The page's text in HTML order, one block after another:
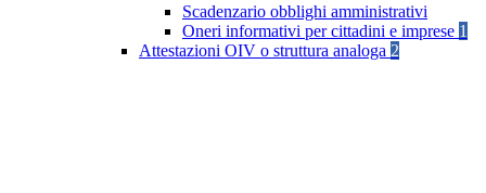
Scadenzario obblighi amministrativi
Oneri informativi per cittadini e imprese 1
Attestazioni OIV o struttura analoga 2